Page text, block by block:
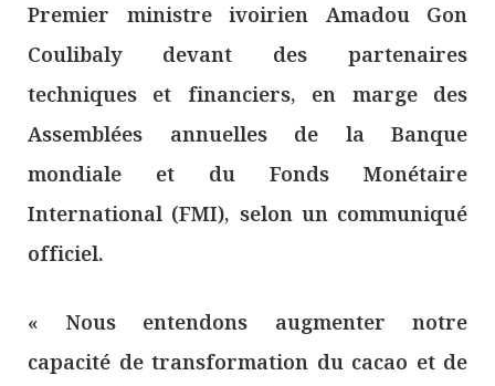
Premier ministre ivoirien Amadou Gon
Coulibaly devant des partenaires
techniques et financiers, en marge des
Assemblées annuelles de la Banque
mondiale et du Fonds Monétaire
International (FMI), selon un communiqué
officiel.
« Nous entendons augmenter notre
capacité de transformation du cacao et de